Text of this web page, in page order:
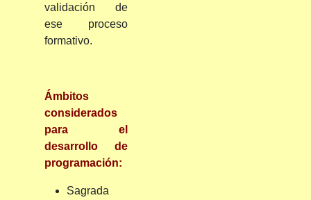
validación de
ese proceso
formativo.
Ámbitos
considerados
para el
desarrollo de
programación:
Sagrada